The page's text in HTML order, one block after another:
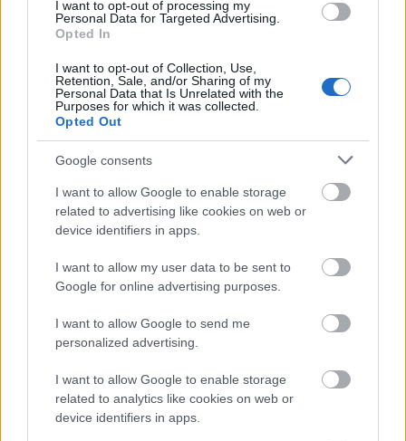
I want to opt-out of processing my
Personal Data for Targeted Advertising.
Opted In
I want to opt-out of Collection, Use,
Retention, Sale, and/or Sharing of my
Personal Data that Is Unrelated with the
Purposes for which it was collected.
Opted Out
Google consents
I want to allow Google to enable storage
related to advertising like cookies on web or
device identifiers in apps.
I want to allow my user data to be sent to
Google for online advertising purposes.
I want to allow Google to send me
personalized advertising.
I want to allow Google to enable storage
related to analytics like cookies on web or
device identifiers in apps.
Szívószál foglalat
Ha egy buliból megmaradt rengeteg szívószál, akkor
csinálj belőle egy szivárványosan mesés keretet!
Válogasd ki őket árnyalat vagy szín szerint vagy
egyszerűen engedd rakoncátlanul pezsegni! Egy
fekete-fehér képet nagyszerűen ellensúlyozhatna.
Kipróbálod?